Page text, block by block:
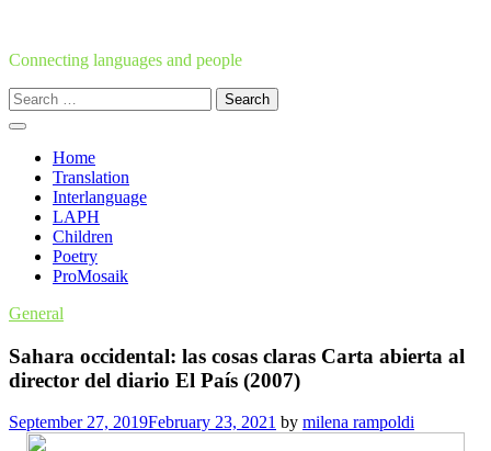
content
Connecting languages and people
Search
for:
Home
Translation
Interlanguage
LAPH
Children
Poetry
ProMosaik
General
Sahara occidental: las cosas claras Carta abierta al
director del diario El País (2007)
September 27, 2019February 23, 2021 by milena rampoldi